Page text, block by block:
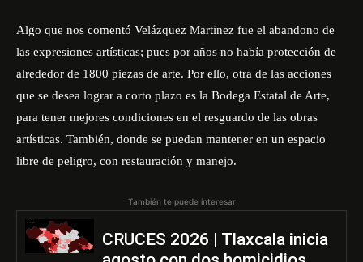
Algo que nos comentó Velázquez Martinez fue el abandono de
las expresiones artísticas; pues por años no había protección de
alrededor de 1800 piezas de arte. Por ello, otra de las acciones
que se desea lograr a corto plazo es la Bodega Estatal de Arte,
para tener mejores condiciones en el resguardo de las obras
artísticas. También, donde se puedan mantener en un espacio
libre de peligro, con restauración y manejo.
También te puede interesar
CRUCES 2026 | Tlaxcala inicia